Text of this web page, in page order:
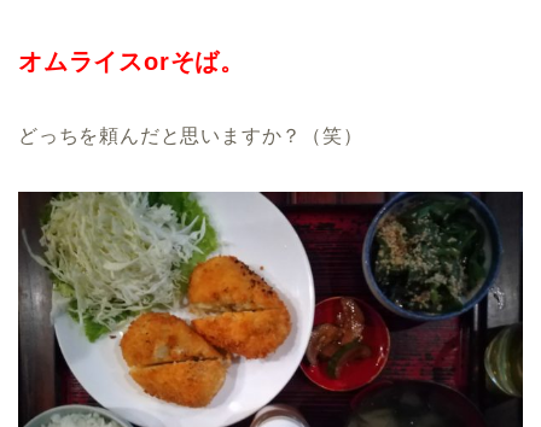
オムライスorそば。
どっちを頼んだと思いますか？（笑）